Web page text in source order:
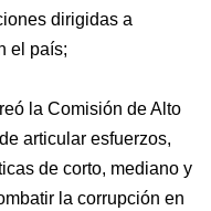
dirigidas a
el país;
la Comisión de Alto
articular esfuerzos,
de corto, mediano y
la corrupción en